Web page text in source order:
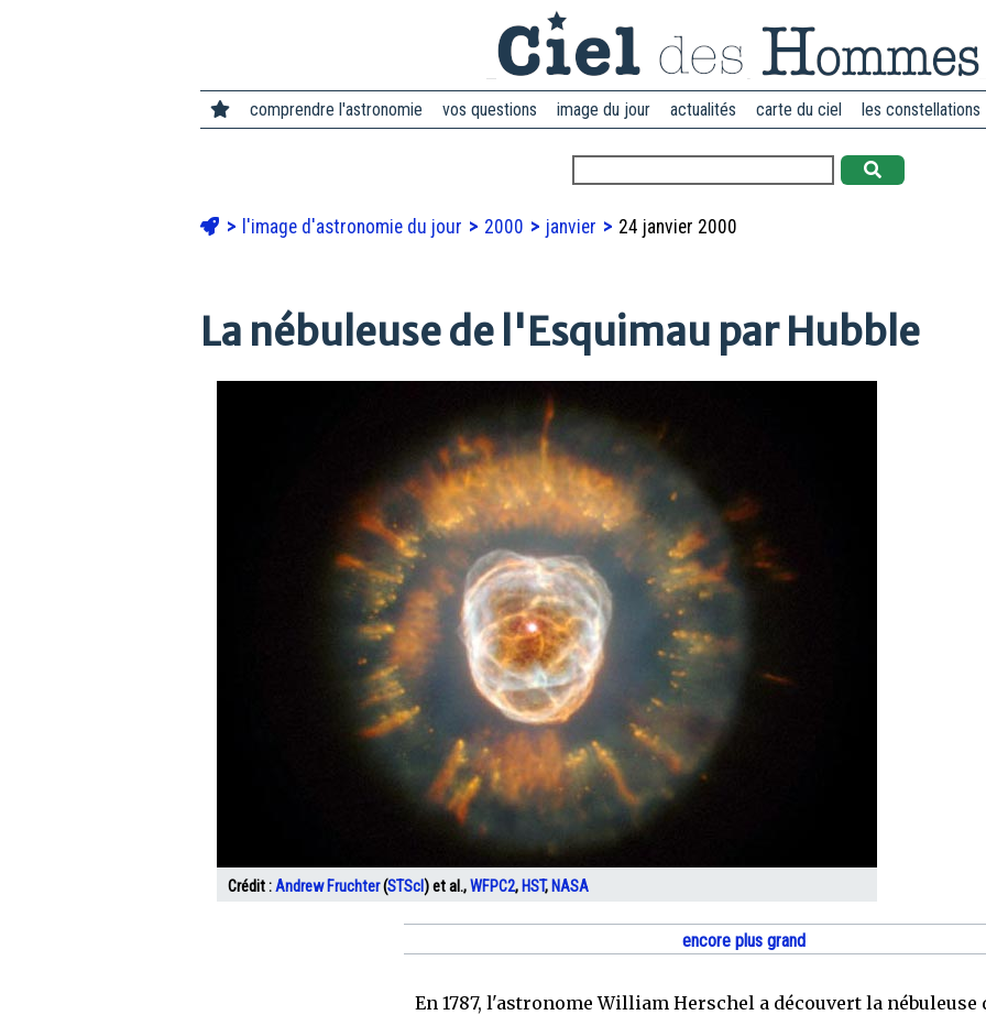
comprendre l'astronomie vos questions image du jour actualités carte du ciel les constellations
l'image d'astronomie du jour 2000 janvier 24 janvier 2000
La nébuleuse de l'Esquimau par Hubble
Crédit :Andrew Fruchter(STScI ) et al.,WFPC2, HST, NASA
encore plus grand
En 1787, l'astronome William Herschel a découvert la nébuleuse